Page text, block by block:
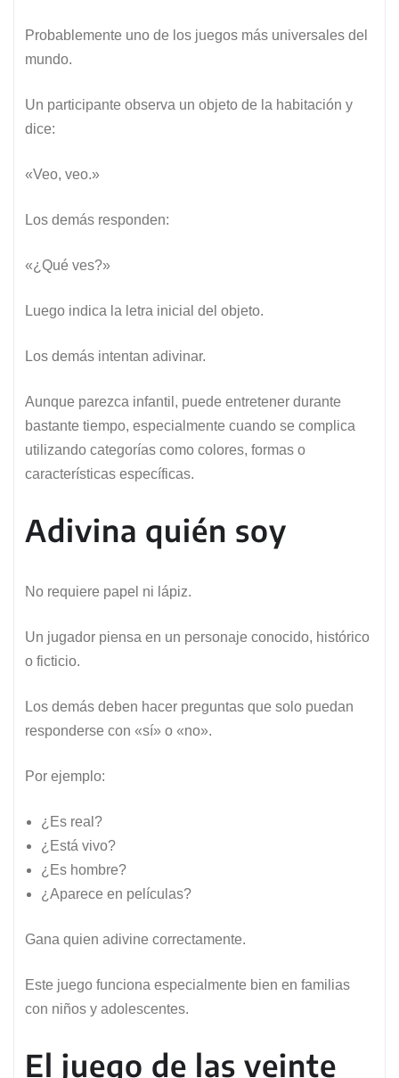
Probablemente uno de los juegos más universales del
mundo.
Un participante observa un objeto de la habitación y
dice:
«Veo, veo.»
Los demás responden:
«¿Qué ves?»
Luego indica la letra inicial del objeto.
Los demás intentan adivinar.
Aunque parezca infantil, puede entretener durante
bastante tiempo, especialmente cuando se complica
utilizando categorías como colores, formas o
características específicas.
Adivina quién soy
No requiere papel ni lápiz.
Un jugador piensa en un personaje conocido, histórico
o ficticio.
Los demás deben hacer preguntas que solo puedan
responderse con «sí» o «no».
Por ejemplo:
¿Es real?
¿Está vivo?
¿Es hombre?
¿Aparece en películas?
Gana quien adivine correctamente.
Este juego funciona especialmente bien en familias
con niños y adolescentes.
El juego de las veinte